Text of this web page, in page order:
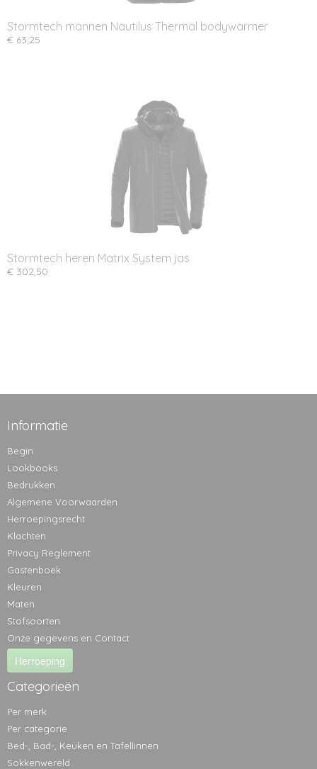
Stormtech mannen Nautilus Thermal bodywarmer
€ 63,25
Stormtech heren Matrix System jas
€ 302,50
Informatie
Begin
Lookbooks
Bedrukken
Algemene Voorwaarden
Herroepingsrecht
Klachten
Privacy Reglement
Gastenboek
Kleuren
Maten
Stofsoorten
Onze gegevens en Contact
Herroeping
Categorieën
Per merk
Per categorie
Bed-, Bad-, Keuken en Tafellinnen
Sokkenwereld